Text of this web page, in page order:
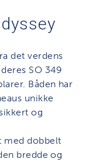
det verdens
SO 349
Båden har
unikke
og
med dobbelt
bredde og